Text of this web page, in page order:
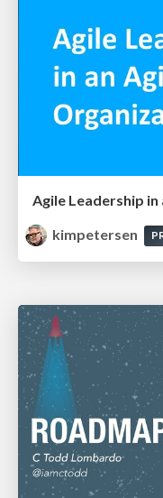
Agile Leadership
kimpetersen